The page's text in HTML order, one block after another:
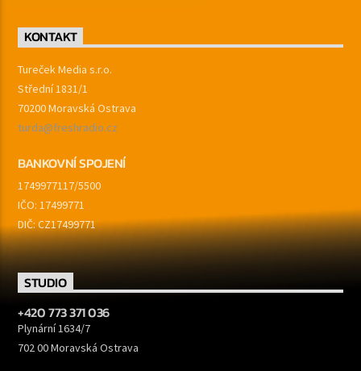
KONTAKT
Tureček Media s.r.o.
Střední 1831/1
70200 Moravská Ostrava
turda@freshradio.cz
BANKOVNÍ SPOJENÍ
1749977117/5500
IČO: 17499771
DIČ: CZ17499771
STUDIO
+420 773 371 036
Plynární 1634/7
702 00 Moravská Ostrava